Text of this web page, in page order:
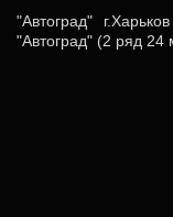
"Автоград"
"Автоград" (2 ряд 24